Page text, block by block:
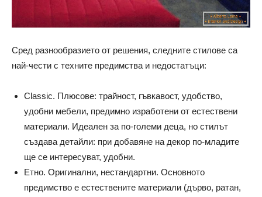
Сред разнообразието от решения, следните стилове са
най-чести с техните предимства и недостатъци:
Classic. Плюсове: трайност, гъвкавост, удобство,
удобни мебели, предимно изработени от естествени
материали. Идеален за по-големи деца, но стилът
създава детайли: при добавяне на декор по-младите
ще се интересуват, удобни.
Етно. Оригинални, нестандартни. Основното
предимство е естествените материали (дърво, ратан,